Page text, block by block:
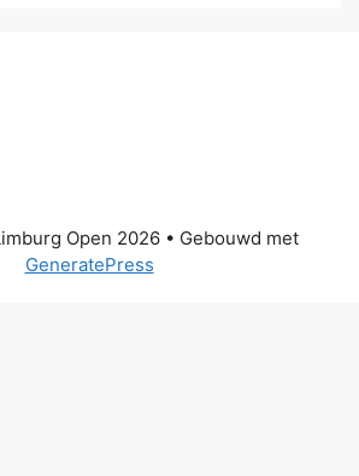
Open 2026• Gebouwd met
GeneratePress